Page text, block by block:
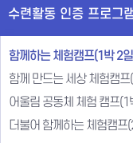
수련활동 인증 프로그
함께하는 체험캠프(1박 2
함께 만드는 세상 체험캠
어울림 공동체 체험 캠프(1
더불어 함께하는 체험캠프